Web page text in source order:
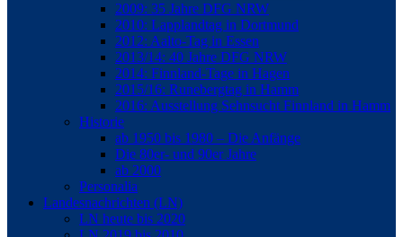
2009: 35 Jahre DFG NRW
2010: Lapplandtag in Dortmund
2012: Aalto-Tag in Essen
2013/14: 40 Jahre DFG NRW
2014: Finnland-Tage in Hagen
2015/16: Runebergtag in Hamm
2016: Ausstellung Sehnsucht Finnland in Hamm
Historie
ab 1950 bis 1980 – Die Anfänge
Die 80er- und 90er Jahre
ab 2000
Personalia
Landesnachrichten (LN)
LN heute bis 2020